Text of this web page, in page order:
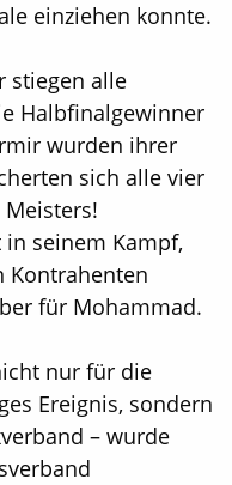
einziehen konnte.
stiegen alle
Halbfinalgewinner
wurden ihrer
sich alle vier
seinem Kampf,
Kontrahenten
für Mohammad.
nur für die
Ereignis, sondern
– wurde